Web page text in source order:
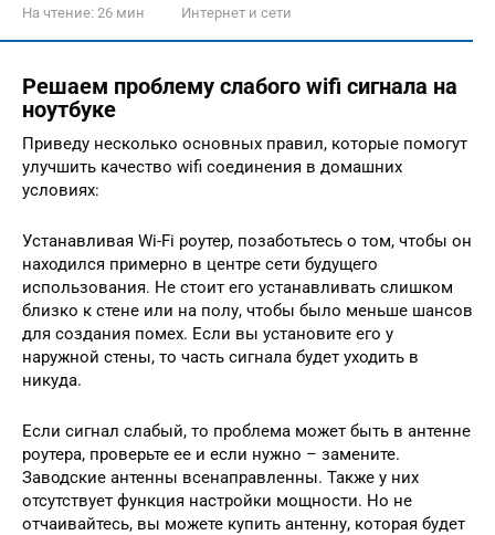
На чтение: 26 мин Интернет и сети
Решаем проблему слабого wifi сигнала на
ноутбуке
Приведу несколько основных правил, которые помогут
улучшить качество wifi соединения в домашних
условиях:
Устанавливая Wi-Fi роутер, позаботьтесь о том, чтобы он
находился примерно в центре сети будущего
использования. Не стоит его устанавливать слишком
близко к стене или на полу, чтобы было меньше шансов
для создания помех. Если вы установите его у
наружной стены, то часть сигнала будет уходить в
никуда.
Если сигнал слабый, то проблема может быть в антенне
роутера, проверьте ее и если нужно – замените.
Заводские антенны всенаправленны. Также у них
отсутствует функция настройки мощности. Но не
отчаивайтесь, вы можете купить антенну, которая будет